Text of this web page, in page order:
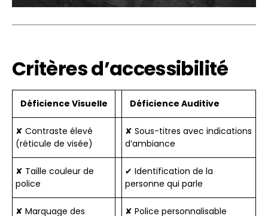
Critères d’accessibilité
Déficience Visuelle Déficience Auditive
✘ Contraste élevé
(réticule de visée)
✘ Sous-titres avec indications
d’ambiance
✘ Taille couleur de
police
✔ Identification de la
personne qui parle
✘ Marquage des
✘ Police personnalisable